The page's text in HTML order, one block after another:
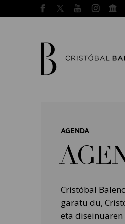
AGENDA
Cristóbal
garatu du,
eta diseinuaren